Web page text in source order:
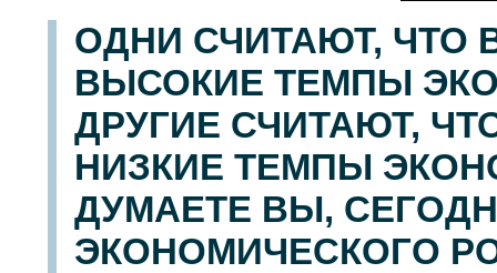
ОДНИ СЧИТАЮТ, ЧТО
ВЫСОКИЕ ТЕМПЫ
ДРУГИЕ СЧИТАЮТ,
НИЗКИЕ ТЕМПЫ
ДУМАЕТЕ ВЫ,
ЭКОНОМИЧЕСКОГО